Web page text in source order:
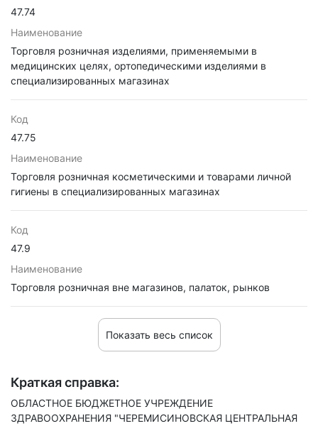
47.74
Наименование
Торговля розничная изделиями, применяемыми в
медицинских целях, ортопедическими изделиями в
специализированных магазинах
Код
47.75
Наименование
Торговля розничная косметическими и товарами личной
гигиены в специализированных магазинах
Код
47.9
Наименование
Торговля розничная вне магазинов, палаток, рынков
Показать весь список
Краткая справка:
ОБЛАСТНОЕ БЮДЖЕТНОЕ УЧРЕЖДЕНИЕ
ЗДРАВООХРАНЕНИЯ "ЧЕРЕМИСИНОВСКАЯ ЦЕНТРАЛЬНАЯ